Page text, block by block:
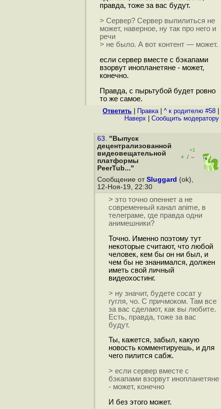
правда, тоже за вас будут.
> Сервер? Сервер выпилиться не
может, наверное, ну так про него и
речи
> не было. А вот контент — может.
если сервер вместе с бэкапами
взорвут инопланетяне - может,
конечно.
Правда, с пырьтубой будет ровно
то же самое.
Ответить Правка| ^ к родителю #58
Наверх
Cообщить модератору
63. "Выпуск
децентрализованной
видеовещательной
платформы
PeerTub..."
+1
+ / –
Сообщение от Sluggard (ok),
12-Ноя-19, 22:30
> это точно опеннет а не
современный канал anime, в
телеграме, где правда одни
анимешники?
Точно. Именно поэтому тут
некоторые считают, что любой
человек, кем бы он ни был, и
чем бы не знанимался, должен
иметь свой личный
видеохостинг.
> ну значит, будете cocaт у
гугля, чо. С причмоком. Там все
за вас сделают, как вы любите.
Есть, правда, тоже за вас
будут.
Ты, кажется, забыл, какую
новость комментируешь, и для
чего пилится сабж.
> если сервер вместе с
бэкапами взорвут инопланетяне
- может, конечно
И без этого может.